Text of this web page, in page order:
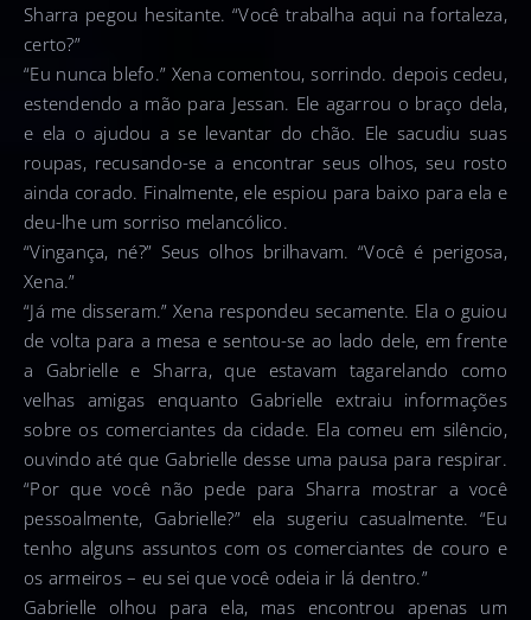
Sharra pegou hesitante. “Você trabalha aqui na fortaleza,
certo?”
“Eu nunca blefo.” Xena comentou, sorrindo. depois cedeu,
estendendo a mão para Jessan. Ele agarrou o braço dela,
e ela o ajudou a se levantar do chão. Ele sacudiu suas
roupas, recusando-se a encontrar seus olhos, seu rosto
ainda corado. Finalmente, ele espiou para baixo para ela e
deu-lhe um sorriso melancólico.
“Vingança, né?” Seus olhos brilhavam. “Você é perigosa,
Xena.”
“Já me disseram.” Xena respondeu secamente. Ela o guiou
de volta para a mesa e sentou-se ao lado dele, em frente
a Gabrielle e Sharra, que estavam tagarelando como
velhas amigas enquanto Gabrielle extraiu informações
sobre os comerciantes da cidade. Ela comeu em silêncio,
ouvindo até que Gabrielle desse uma pausa para respirar.
“Por que você não pede para Sharra mostrar a você
pessoalmente, Gabrielle?” ela sugeriu casualmente. “Eu
tenho alguns assuntos com os comerciantes de couro e
os armeiros – eu sei que você odeia ir lá dentro.”
Gabrielle olhou para ela, mas encontrou apenas um